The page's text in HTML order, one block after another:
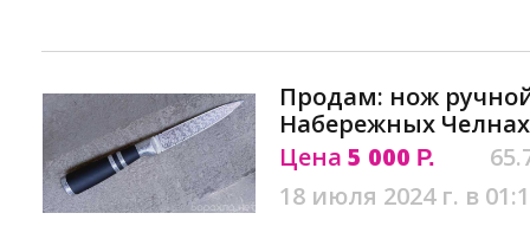
Продам: нож
Набережных Челнах
Цена 5 000 Р.
18 июля 2024 г. в